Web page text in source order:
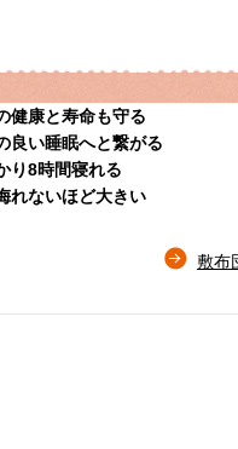
健康と寿命も守る
良い睡眠へと繋がる
り8時間寝れる
れないほど大きい
敷布